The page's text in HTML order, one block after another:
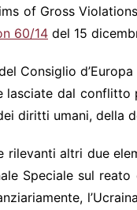
of Gross
60/14 del 15
Consiglio
dal conflitto
diritti umani, della
rilevanti altri due
Speciale sul